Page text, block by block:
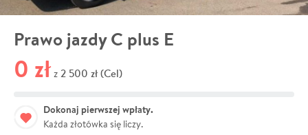
Prawo jazdy C plus E
0 zł z 2 500 zł (Cel)
Dokonaj pierwszej wpłaty.
Każda złotówka się liczy.